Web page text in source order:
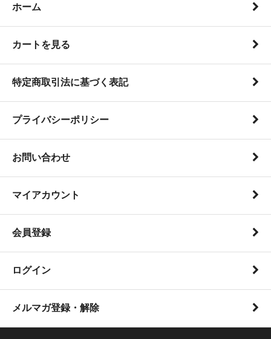
ホーム
カートを見る
特定商取引法に基づく表記
プライバシーポリシー
お問い合わせ
マイアカウント
会員登録
ログイン
メルマガ登録・解除